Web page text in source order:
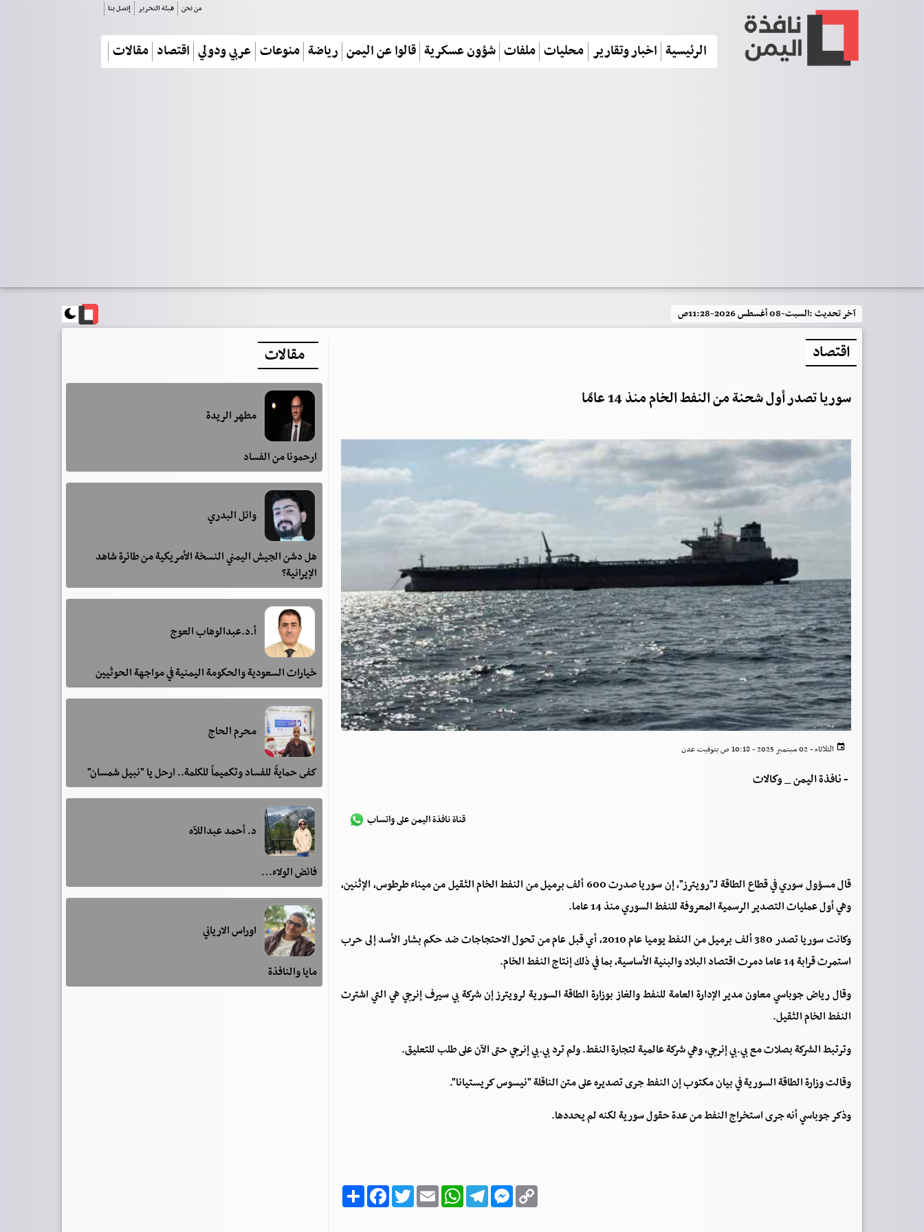
من نحن هيئة التحرير إتصل بنا
الرئيسية اخبار وتقارير محليات ملفات شؤون عسكرية قالوا عن اليمن رياضة منوعات عربي ودولي اقتصاد مقالات
آخر تحديث :السبت-08 أغسطس 2026-11:28ص
اقتصاد
سوريا تصدر أول شحنة من النفط الخام منذ 14 عامًا
الثلاثاء - 02 سبتمبر 2025 - 10:18 ص بتوقيت عدن
-نافذة اليمن _ وكالات
قناة نافذة اليمن على واتساب
قال مسؤول سوري في قطاع الطاقة لـ"رويترز"، إن سوريا صدرت 600 ألف برميل من النفط الخام الثقيل من ميناء طرطوس، الإثنين،
وهي أول عمليات التصدير الرسمية المعروفة للنفط السوري منذ 14 عاما.
وكانت سوريا تصدر 380 ألف برميل من النفط يوميا عام 2010، أي قبل عام من تحول الاحتجاجات ضد حكم بشار الأسد إلى حرب
استمرت قرابة 14 عاما دمرت اقتصاد البلاد والبنية الأساسية، بما في ذلك إنتاج النفط الخام.
وقال رياض جوباسي معاون مدير الإدارة العامة للنفط والغاز بوزارة الطاقة السورية لرويترز إن شركة بي سيرف إنرجي هي التي اشترت
النفط الخام الثقيل.
وترتبط الشركة بصلات معبي.بيإنرجي، وهي شركة عالمية لتجارة النفط. ولم تردبي.بيإنرجي حتى الآن على طلب للتعليق.
وقالت وزارة الطاقة السورية في بيان مكتوب إن النفط جرى تصديره على متن الناقلة "نيسوس كريستيانا".
وذكر جوباسي أنه جرى استخراج النفط من عدة حقول سورية لكنه لم يحددها.
ا
ن
ش
F
a
c
T
w
i
E
m
a
W
h
a
T
e
l
M
e
s
C
o
p
مقالات
مطهر الريدة
ارحمونا من الفساد
وائل البدري
هل دشن الجيش اليمني النسخة الأمريكية من طائرة شاهد
الإيرانية؟
أ.د.عبدالوهاب العوج
خيارات السعودية والحكومة اليمنية في مواجهة الحوثيين
محرم الحاج
كفى حمايةً للفساد وتكميماً للكلمة.. ارحل يا "نبيل شمسان"
د. أحمد عبداللآه
فائض الولاء…
اوراس الارياني
مايا والنافذة